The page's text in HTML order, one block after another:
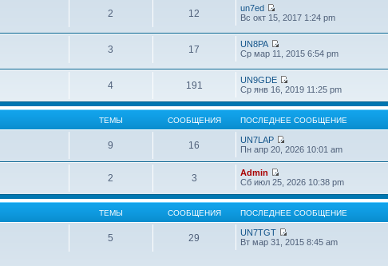
2 12
un7ed
Вс окт 15, 2017 1:24 pm
3 17
UN8PA
Ср мар 11, 2015 6:54 pm
4 191
UN9GDE
Ср янв 16, 2019 11:25 pm
ТЕМЫ СООБЩЕНИЯ ПОСЛЕДНЕЕ СООБЩЕНИЕ
9 16
UN7LAP
Пн апр 20, 2026 10:01 am
2 3
Admin
Сб июл 25, 2026 10:38 pm
ТЕМЫ СООБЩЕНИЯ ПОСЛЕДНЕЕ СООБЩЕНИЕ
5 29
UN7TGT
Вт мар 31, 2015 8:45 am